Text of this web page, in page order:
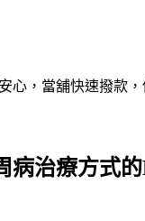
心，當舖快速撥款
病治療方式